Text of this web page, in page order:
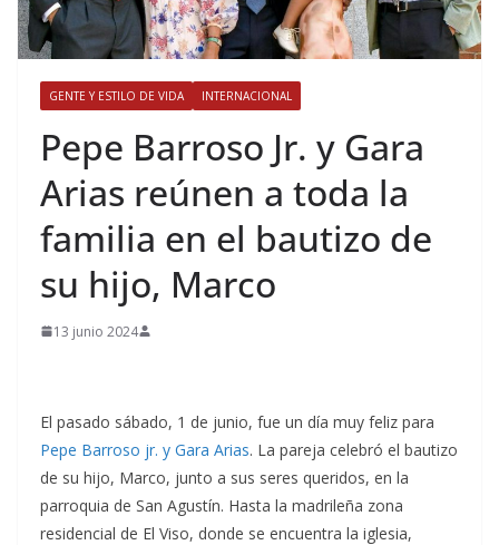
GENTE Y ESTILO DE VIDA INTERNACIONAL
​Pepe Barroso Jr. y Gara
Arias reúnen a toda la
familia en el bautizo de
su hijo, Marco
13 junio 2024
El pasado sábado, 1 de junio, fue un día muy feliz para
Pepe Barroso jr. y Gara Arias. La pareja celebró el bautizo
de su hijo, Marco, junto a sus seres queridos, en la
parroquia de San Agustín. Hasta la madrileña zona
residencial de El Viso, donde se encuentra la iglesia,